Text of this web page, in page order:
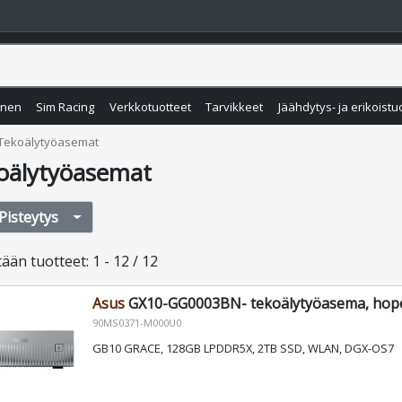
Sim Racing Verkkotuotteet Tarvikkeet Jäähdytys- ja
tuotteet: 1 - 12 / 12
AsusGX10-GG0003BN- tekoälytyöasema,
90MS0371-M000U0
GB10 GRACE, 128GB LPDDR5X, 2TB SSD, WLAN, DGX-OS7